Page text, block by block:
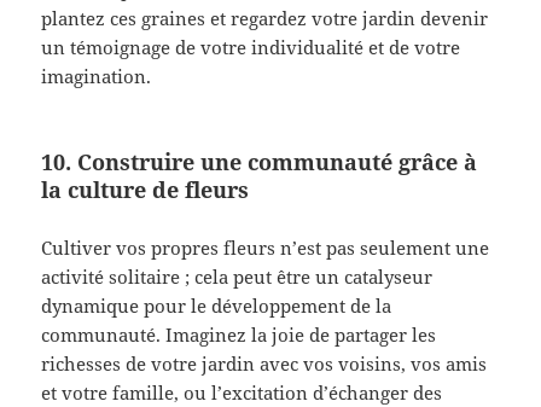
plantez ces graines et regardez votre jardin devenir
un témoignage de votre individualité et de votre
imagination.
10. Construire une communauté grâce à
la culture de fleurs
Cultiver vos propres fleurs n’est pas seulement une
activité solitaire ; cela peut être un catalyseur
dynamique pour le développement de la
communauté. Imaginez la joie de partager les
richesses de votre jardin avec vos voisins, vos amis
et votre famille, ou l’excitation d’échanger des